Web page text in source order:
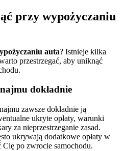
przy wypożyczaniu
auta? Istnieje kilka
przestrzegać, aby uniknąć
dokładnie
zawsze dokładnie ją
ukryte opłaty, warunki
za nieprzestrzeganie zasad.
ukrywają dodatkowe opłaty w
po zwrocie samochodu.